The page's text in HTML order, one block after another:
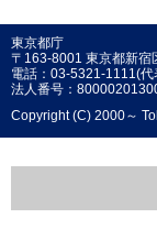
東京都庁
〒163-8001 東京都新宿
電話：03-5321-1111(代
法人番号：
Copyright (C) 2000～